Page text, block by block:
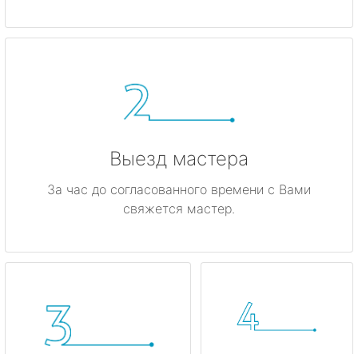
Выезд мастера
За час до согласованного времени с Вами
свяжется мастер.